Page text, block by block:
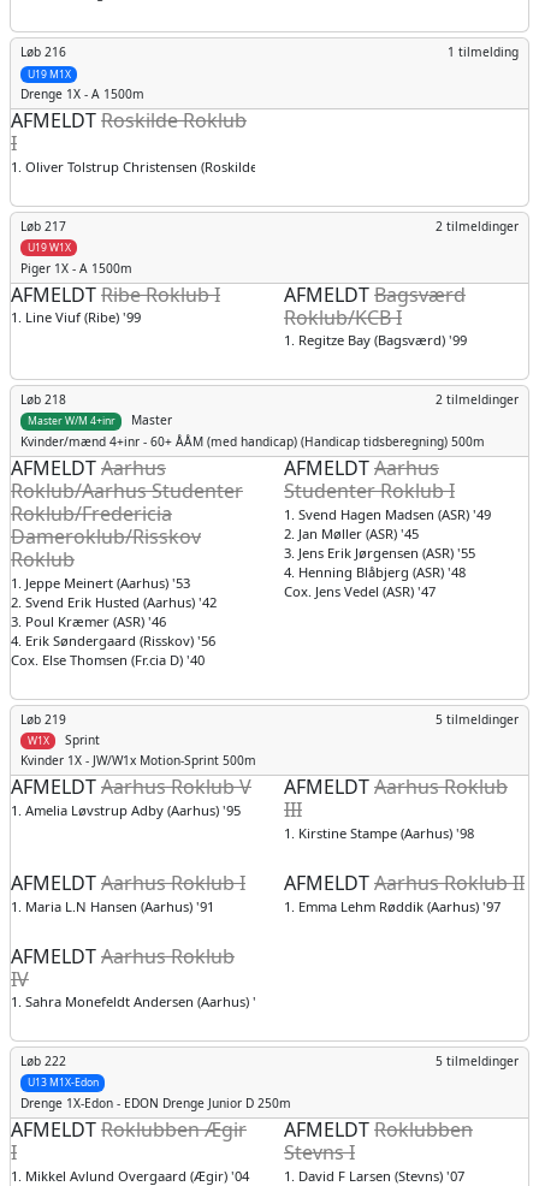
Løb 216 1 tilmelding
U19 M1X
Drenge 1X - A 1500m
AFMELDTRoskilde Roklub
I
1. Oliver Tolstrup Christensen (Roskilde) '99
Løb 217 2 tilmeldinger
U19 W1X
Piger 1X - A 1500m
AFMELDTRibe Roklub I
1. Line Viuf (Ribe) '99
AFMELDTBagsværd
Roklub/KCB I
1. Regitze Bay (Bagsværd) '99
Løb 218
Master
2 tilmeldinger
Master W/M 4+inr
Kvinder/mænd 4+inr - 60+ ÅÅM (med handicap) (Handicap tidsberegning) 500m
AFMELDTAarhus
Roklub/Aarhus Studenter
Roklub/Fredericia
Dameroklub/Risskov
Roklub
1. Jeppe Meinert (Aarhus) '53
2. Svend Erik Husted (Aarhus) '42
3. Poul Kræmer (ASR) '46
4. Erik Søndergaard (Risskov) '56
Cox. Else Thomsen (Fr.cia D) '40
AFMELDTAarhus
Studenter Roklub I
1. Svend Hagen Madsen (ASR) '49
2. Jan Møller (ASR) '45
3. Jens Erik Jørgensen (ASR) '55
4. Henning Blåbjerg (ASR) '48
Cox. Jens Vedel (ASR) '47
Løb 219
Sprint
5 tilmeldinger
W1X
Kvinder 1X - JW/W1x Motion-Sprint 500m
AFMELDTAarhus Roklub V
1. Amelia Løvstrup Adby (Aarhus) '95
AFMELDTAarhus Roklub
III
1. Kirstine Stampe (Aarhus) '98
AFMELDTAarhus Roklub I
1. Maria L.N Hansen (Aarhus) '91
AFMELDTAarhus Roklub II
1. Emma Lehm Røddik (Aarhus) '97
AFMELDTAarhus Roklub
IV
1. Sahra Monefeldt Andersen (Aarhus) '96
Løb 222 5 tilmeldinger
U13 M1X-Edon
Drenge 1X-Edon - EDON Drenge Junior D 250m
AFMELDTRoklubben Ægir
I
1. Mikkel Avlund Overgaard (Ægir) '04
AFMELDTRoklubben
Stevns I
1. David F Larsen (Stevns) '07